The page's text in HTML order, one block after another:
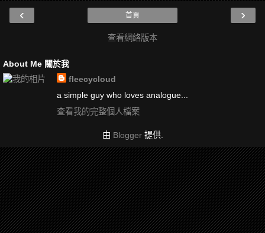
‹ ›
首頁
查看網絡版本
About Me 關於我
fleecycloud
a simple guy who loves analogue...
查看我的完整個人檔案
由 Blogger提供.